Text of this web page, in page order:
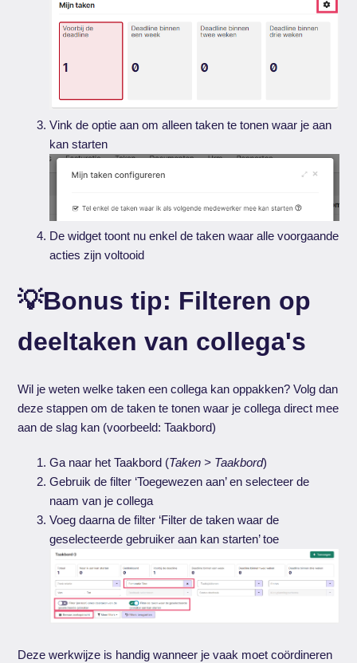
Vink de optie aan om alleen taken te tonen waar je aan
kan starten
De widget toont nu enkel de taken waar alle voorgaande
acties zijn voltooid
💡Bonus tip: Filteren op
deeltaken van collega's
Wil je weten welke taken een collega kan oppakken? Volg dan
deze stappen om de taken te tonen waar je collega direct mee
aan de slag kan (voorbeeld: Taakbord)
Ga naar het Taakbord (Taken > Taakbord)
Gebruik de filter ‘Toegewezen aan’ en selecteer de
naam van je collega
Voeg daarna de filter ‘Filter de taken waar de
geselecteerde gebruiker aan kan starten’ toe
Deze werkwijze is handig wanneer je vaak moet coördineren